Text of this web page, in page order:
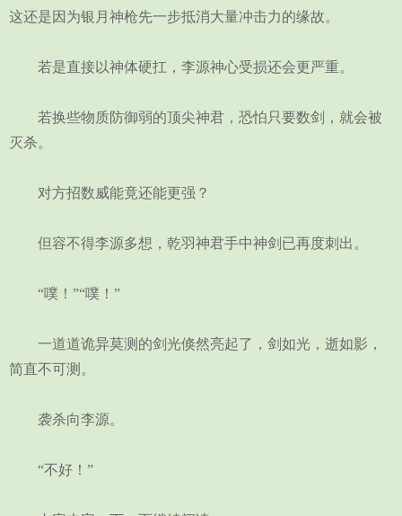
这还是因为银月神枪先一步抵消大量冲击力的缘故。
若是直接以神体硬扛，李源神心受损还会更严重。
若换些物质防御弱的顶尖神君，恐怕只要数剑，就会被
灭杀。
对方招数威能竟还能更强？
但容不得李源多想，乾羽神君手中神剑已再度刺出。
“噗！”“噗！”
一道道诡异莫测的剑光倏然亮起了，剑如光，逝如影，
简直不可测。
袭杀向李源。
“不好！”